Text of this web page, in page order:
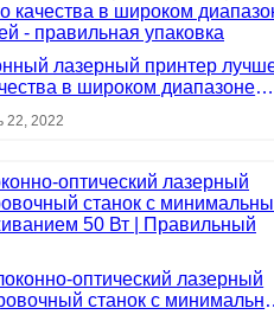
лазерный принтер
в широком диапазоне
22, 2022
оптический лазерный
станок с